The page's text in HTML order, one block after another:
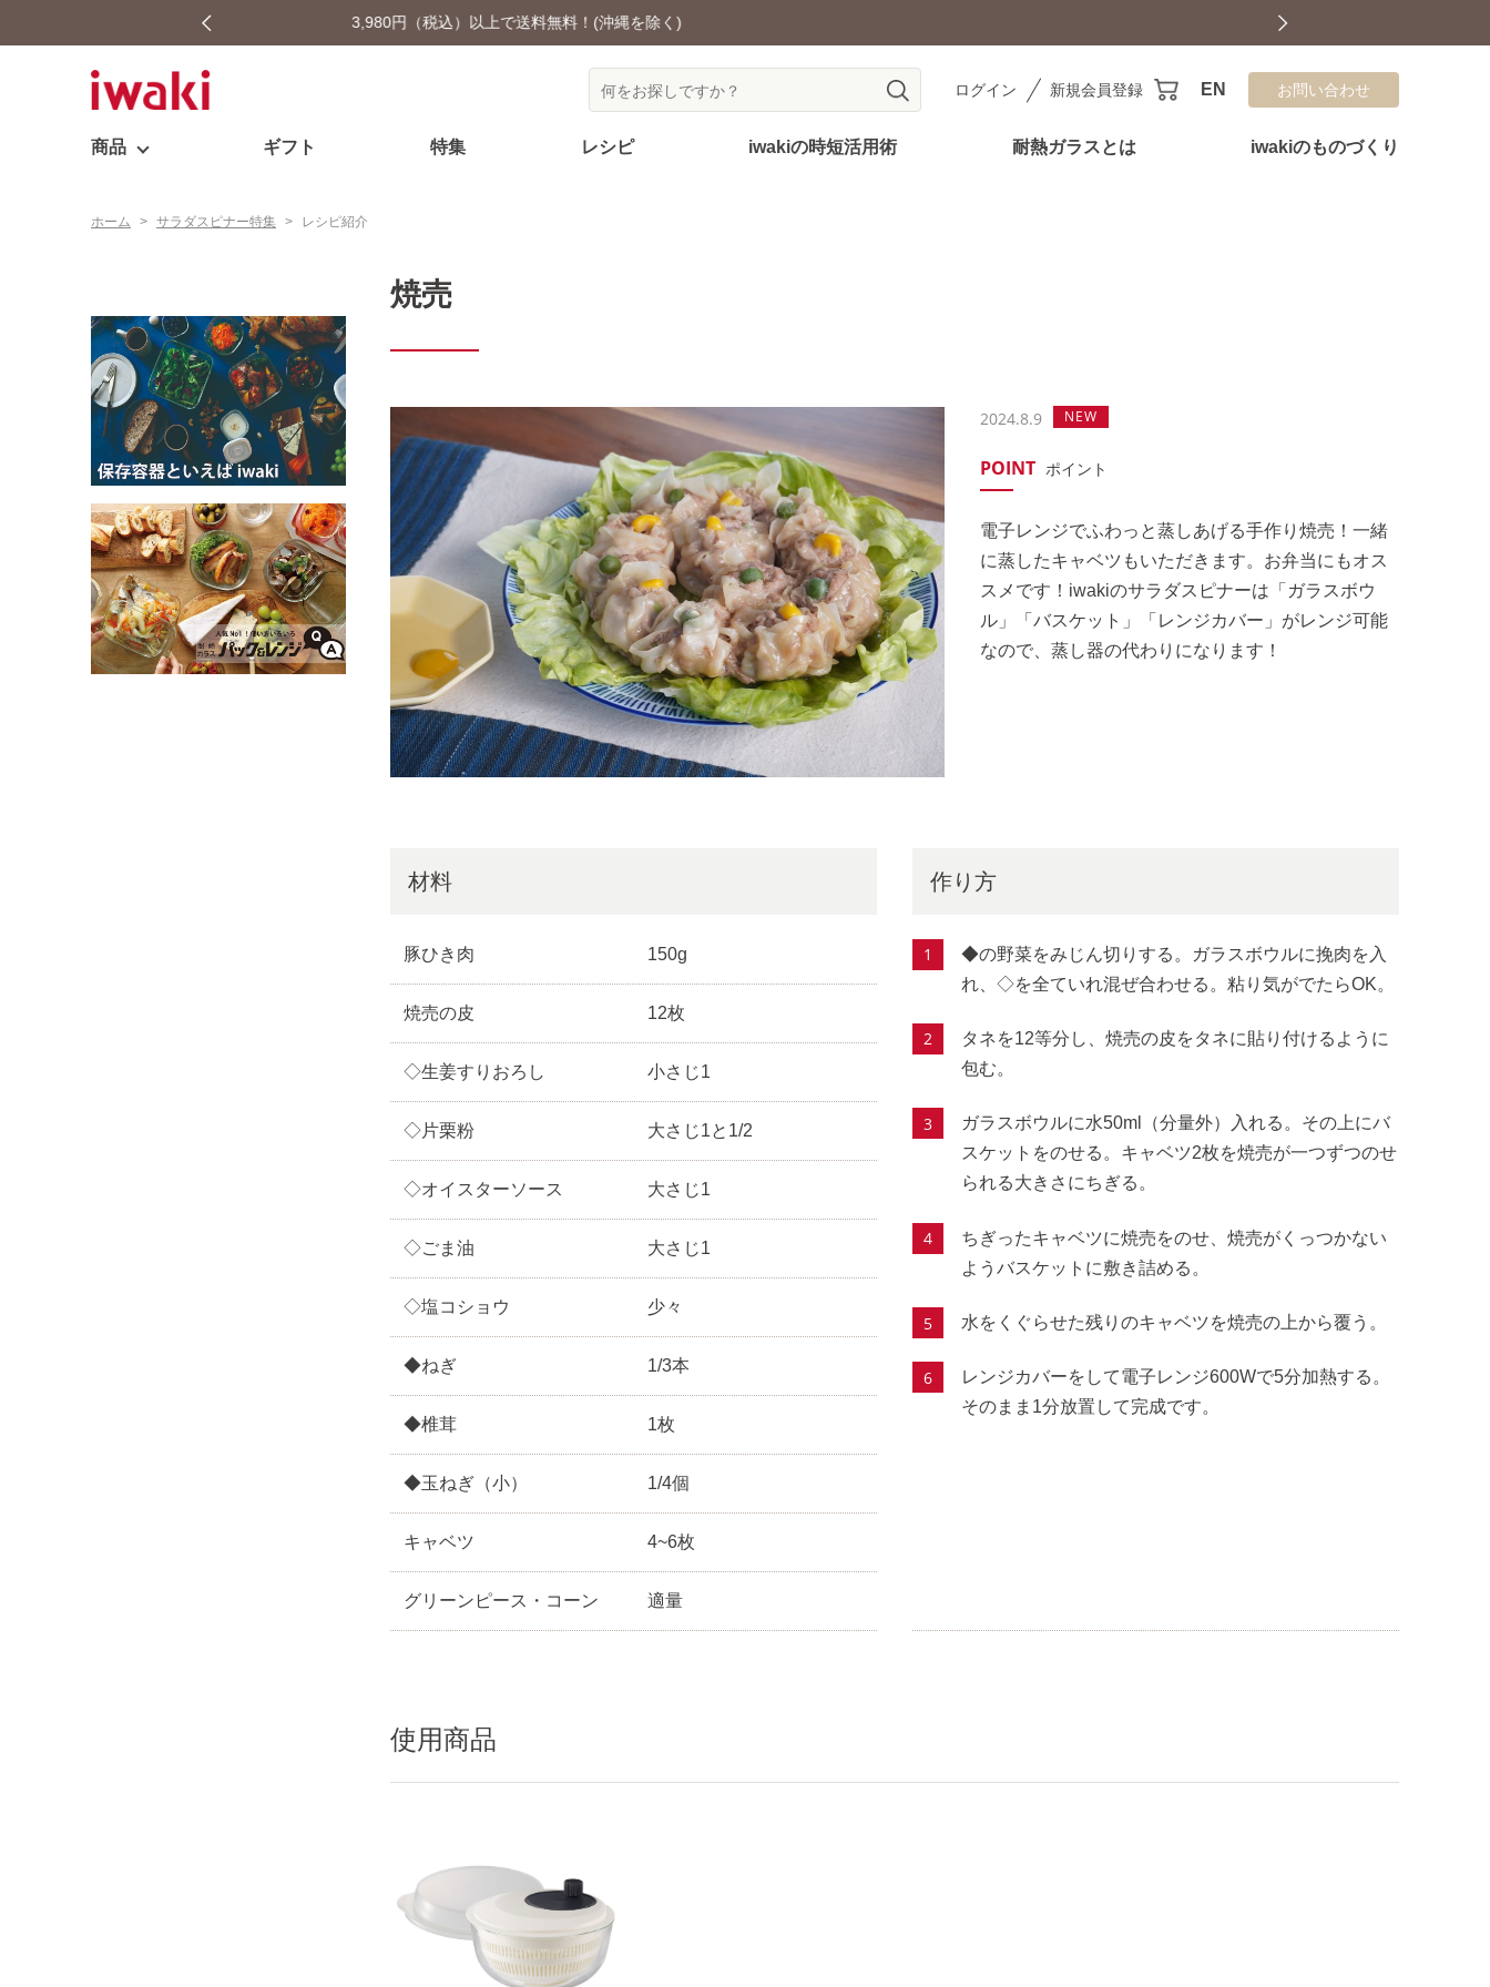
耐熱ガラス食器を安全にご使用いただくために
ログイン
新規会員登録 EN お問い合わせ
商品 ギフト 特集 レシピ iwakiの時短活用術 耐熱ガラスとは iwakiのものづくり
ホーム > サラダスピナー特集 > レシピ紹介
焼売
2024.8.9 NEW
POINT ポイント
電子レンジでふわっと蒸しあげる手作り焼売！一緒
に蒸したキャベツもいただきます。お弁当にもオス
スメです！iwakiのサラダスピナーは「ガラスボウ
ル」「バスケット」「レンジカバー」がレンジ可能
なので、蒸し器の代わりになります！
材料
豚ひき肉 150g
焼売の皮 12枚
◇生姜すりおろし 小さじ1
◇片栗粉 大さじ1と1/2
◇オイスターソース 大さじ1
◇ごま油 大さじ1
◇塩コショウ 少々
◆ねぎ 1/3本
◆椎茸 1枚
◆玉ねぎ（小） 1/4個
キャベツ 4~6枚
グリーンピース・コーン 適量
作り方
◆の野菜をみじん切りする。ガラスボウルに挽肉を入
れ、◇を全ていれ混ぜ合わせる。粘り気がでたらOK。
タネを12等分し、焼売の皮をタネに貼り付けるように
包む。
ガラスボウルに水50ml（分量外）入れる。その上にバ
スケットをのせる。キャベツ2枚を焼売が一つずつのせ
られる大きさにちぎる。
ちぎったキャベツに焼売をのせ、焼売がくっつかない
ようバスケットに敷き詰める。
水をくぐらせた残りのキャベツを焼売の上から覆う。
レンジカバーをして電子レンジ600Wで5分加熱する。
そのまま1分放置して完成です。
使用商品